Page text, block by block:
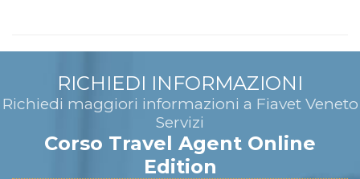
RICHIEDI INFORMAZIONI
Richiedi maggiori informazioni a Fiavet Veneto
Servizi
Corso Travel Agent Online
Edition